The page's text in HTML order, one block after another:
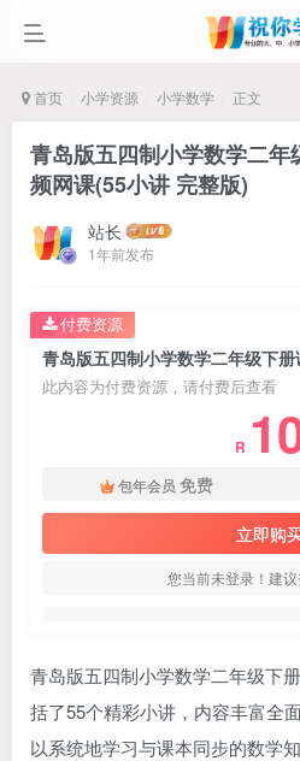
首页 小学资源 小学数学 正文
青岛版五四制小学数学二
频网课(55小讲 完整版)
站长
1年前发布
此内容为付费资源，请付费后查看
R
包年会员 免费
立即购
您当前未登录！建
付费资源
青岛版五四制小学数学二年级下
括了55个精彩小讲，内容丰富全
以系统地学习与课本同步的数学